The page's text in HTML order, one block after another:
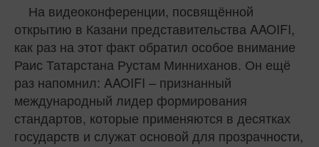
На видеоконференции, посвящённой
открытию в Казани представительства AAOIFI,
как раз на этот факт обратил особое внимание
Раис Татарстана Рустам Минниханов. Он ещё
раз напомнил: AAOIFI – признанный
международный лидер формирования
стандартов, которые применяются в десятках
государств и служат основой для прозрачности,